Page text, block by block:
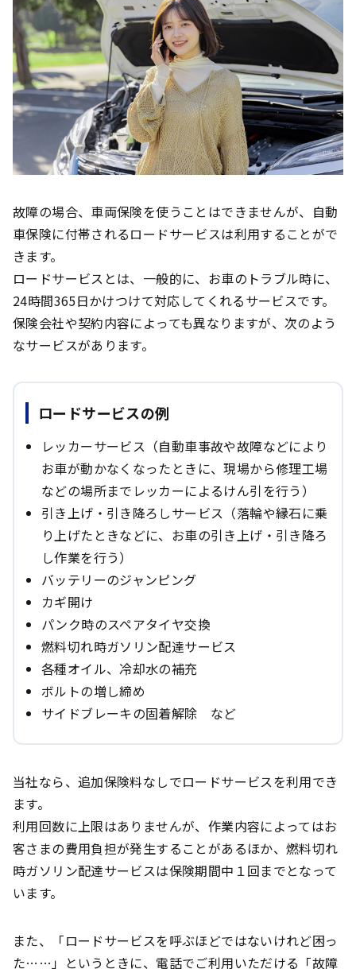
故障の場合、車両保険を使うことはできませんが、自動
車保険に付帯されるロードサービスは利用することがで
きます。
ロードサービスとは、一般的に、お車のトラブル時に、
24時間365日かけつけて対応してくれるサービスです。
保険会社や契約内容によっても異なりますが、次のよう
なサービスがあります。
ロードサービスの例
レッカーサービス（自動車事故や故障などにより
お車が動かなくなったときに、現場から修理工場
などの場所までレッカーによるけん引を行う）
引き上げ・引き降ろしサービス（落輪や縁石に乗
り上げたときなどに、お車の引き上げ・引き降ろ
し作業を行う）
バッテリーのジャンピング
カギ開け
パンク時のスペアタイヤ交換
燃料切れ時ガソリン配達サービス
各種オイル、冷却水の補充
ボルトの増し締め
サイドブレーキの固着解除 など
当社なら、追加保険料なしでロードサービスを利用でき
ます。
利用回数に上限はありませんが、作業内容によってはお
客さまの費用負担が発生することがあるほか、燃料切れ
時ガソリン配達サービスは保険期間中１回までとなって
います。
また、「ロードサービスを呼ぶほどではないけれど困っ
た……」というときに、電話でご利用いただける「故障